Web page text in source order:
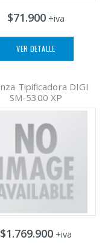
$71.900 +iva
VER DETALLE
Tipificadora DIGI
SM-5300 XP
$1.769.900 +iva